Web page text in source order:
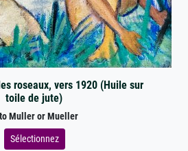
roseaux, vers 1920 (Huile sur
toile de jute)
Muller or Mueller
Sélectionnez